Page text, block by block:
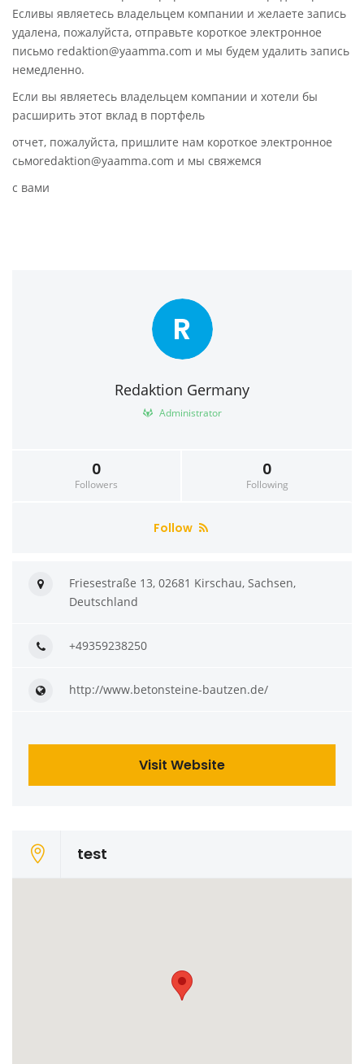
Есливы являетесь владельцем компании и желаете запись
удалена, пожалуйста, отправьте короткое электронное
письмо redaktion@yaamma.com и мы будем удалить запись
немедленно.
Если вы являетесь владельцем компании и хотели бы
расширить этот вклад в портфель
отчет, пожалуйста, пришлите нам короткое электронное
сьмоredaktion@yaamma.com и мы свяжемся
с вами
R
Redaktion Germany
Administrator
0
Followers
0
Following
Follow
Friesestraße 13, 02681 Kirschau, Sachsen,
Deutschland
+49359238250
http://www.betonsteine-bautzen.de/
Visit Website
test